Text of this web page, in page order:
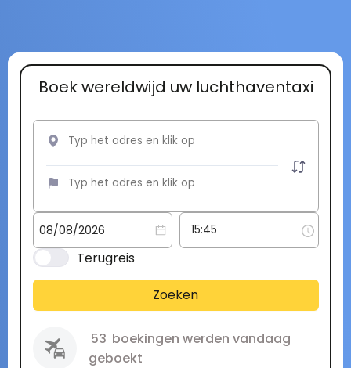
Boek wereldwijd uw luchthaventaxi
Terugreis
Zoeken
53 boekingen werden vandaag
geboekt